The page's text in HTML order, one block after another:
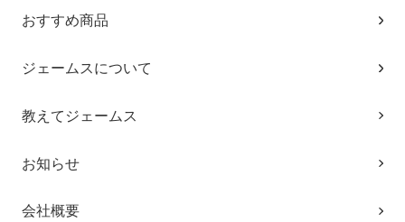
おすすめ商品
ジェームスについて
教えてジェームス
お知らせ
会社概要